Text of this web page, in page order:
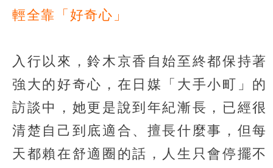
輕全靠「好奇心」
入行以來，鈴木京香自始至終都保持著
強大的好奇心，在日媒「大手小町」的
訪談中，她更是說到年紀漸長，已經很
清楚自己到底適合、擅長什麼事，但每
天都賴在舒適圈的話，人生只會停擺不